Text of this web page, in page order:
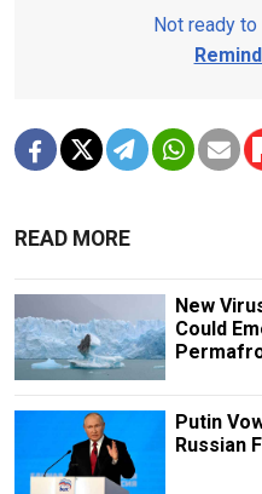
Not ready
READ MORE
New
Could
Putin
Russian